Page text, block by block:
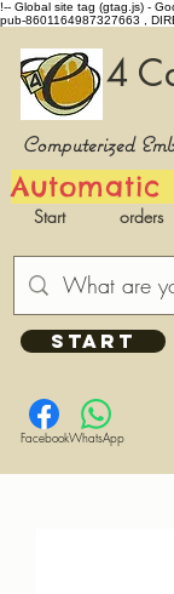
!-- Global site tag (gtag.js) -
pub-8601164987327663 ,
4
Computerized
Automatic
Start orders
START
FacebookWhatsApp